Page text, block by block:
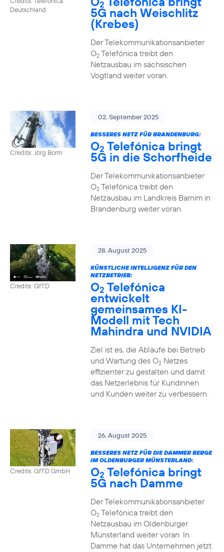
Deutschland
2
5G nach Weischlitz
(Krebes)
Der Telekommunikationsanbieter
O2Telefónica treibt den
Netzausbau im sächsischen
Vogtland weiter voran.
Credits: Jörg Borm
02. September 2025
BESSERES NETZ FÜR BRANDENBURG:
O2 Telefónica bringt
5G in die Schorfheide
Der Telekommunikationsanbieter
O2Telefónica treibt den
Netzausbau im Landkreis Barnim in
Brandenburg weiter voran.
Credits: GfTD
28. August 2025
KÜNSTLICHE INTELLIGENZ FÜR DEN
NETZBETRIEB:
O2 Telefónica
entwickelt
gemeinsames KI-
Modell mit Tech
Mahindra und NVIDIA
Ziel ist es, die Abläufe bei Betrieb
und Wartung des O2Netzes
effizienter zu gestalten und damit
das Netzerlebnis für Kundinnen
und Kunden weiter zu verbessern.
Credits: GfTD GmbH
26. August 2025
BESSERES NETZ FÜR DIE DAMMER BERGE
IM OLDENBURGER MÜNSTERLAND:
O2 Telefónica bringt
5G nach Damme
Der Telekommunikationsanbieter
O2Telefónica treibt den
Netzausbau im Oldenburger
Münsterland weiter voran. In
Damme hat das Unternehmen jetzt